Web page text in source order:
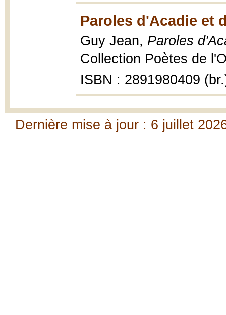
Paroles d'Acadie et
Guy Jean, Paroles
Collection Poètes de
ISBN : 2891980409
Dernière mise à jour : 6 juillet